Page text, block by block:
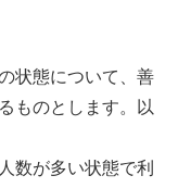
状態について、善
ものとします。以
数が多い状態で利